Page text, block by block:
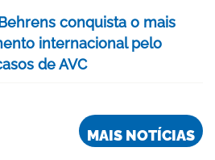
conquista o mais
internacional pelo
de AVC
MAIS NOTÍCIAS